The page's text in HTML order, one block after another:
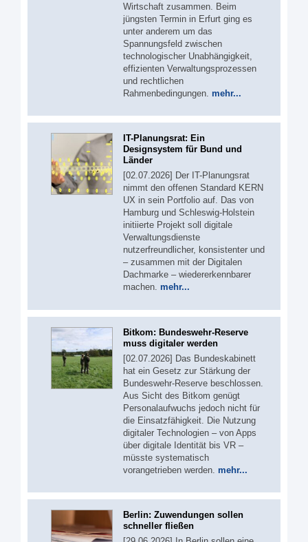
Wirtschaft zusammen. Beim
jüngsten Termin in Erfurt ging es
unter anderem um das
Spannungsfeld zwischen
technologischer Unabhängigkeit,
effizienten Verwaltungsprozessen
und rechtlichen
Rahmenbedingungen. mehr...
IT-Planungsrat: Ein
Designsystem für Bund und
Länder
[02.07.2026] Der IT-Planungsrat
nimmt den offenen Standard KERN
UX in sein Portfolio auf. Das von
Hamburg und Schleswig-Holstein
initiierte Projekt soll digitale
Verwaltungsdienste
nutzerfreundlicher, konsistenter und
– zusammen mit der Digitalen
Dachmarke – wiedererkennbarer
machen. mehr...
Bitkom: Bundeswehr-Reserve
muss digitaler werden
[02.07.2026] Das Bundeskabinett
hat ein Gesetz zur Stärkung der
Bundeswehr-Reserve beschlossen.
Aus Sicht des Bitkom genügt
Personalaufwuchs jedoch nicht für
die Einsatzfähigkeit. Die Nutzung
digitaler Technologien – von Apps
über digitale Identität bis VR –
müsste systematisch
vorangetrieben werden. mehr...
Berlin: Zuwendungen sollen
schneller fließen